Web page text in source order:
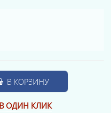
В КОРЗИНУ
ОДИН КЛИК